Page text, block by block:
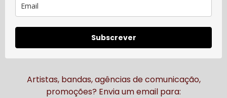
Subscrever
Artistas, bandas, agências de comunicação,
promoções? Envia um email para: